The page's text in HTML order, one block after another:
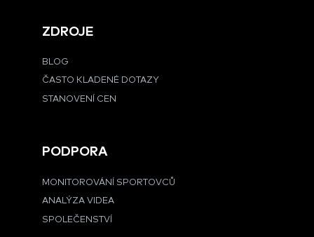
ZDROJE
BLOG
ČASTO KLADENÉ DOTAZY
STANOVENÍ CEN
PODPORA
MONITOROVÁNÍ SPORTOVCŮ
ANALÝZA VIDEA
SPOLEČENSTVÍ